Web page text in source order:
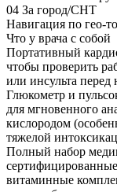
04 За город/СНТ
Навигация по гео-
Что у врача с собой
Портативный
чтобы проверить
или инсульта перед
Глюкометр и
для мгновенного
кислородом
тяжелой
Полный набор
витаминные